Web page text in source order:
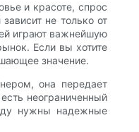
и красоте, спрос
не только от
играют важнейшую
Если вы хотите
значение.
она передает
неограниченный
нужны надежные